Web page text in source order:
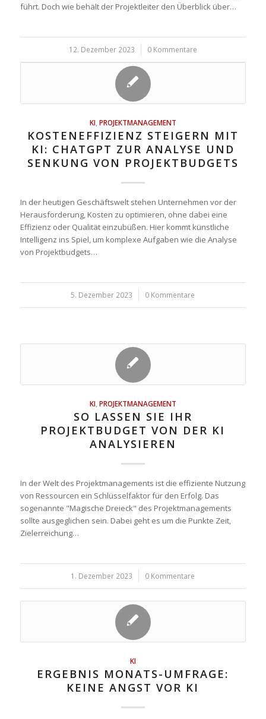
führt. Doch wie behält der Projektleiter den Überblick über…
12. Dezember 2023
/ 0 Kommentare
KI PROJEKTMANAGEMENT
KOSTENEFFIZIENZ STEIGERN MIT
KI: CHATGPT ZUR ANALYSE UND
SENKUNG VON PROJEKTBUDGETS
In der heutigen Geschäftswelt stehen Unternehmen vor der
Herausforderung, Kosten zu optimieren, ohne dabei eine
Effizienz oder Qualität einzubüßen. Hier kommt künstliche
Intelligenz ins Spiel, um komplexe Aufgaben wie die Analyse
von Projektbudgets…
5. Dezember 2023
/ 0 Kommentare
KI PROJEKTMANAGEMENT
SO LASSEN SIE IHR
PROJEKTBUDGET VON DER KI
ANALYSIEREN
In der Welt des Projektmanagements ist die effiziente Nutzung
von Ressourcen ein Schlüsselfaktor für den Erfolg. Das
sogenannte "Magische Dreieck" des Projektmanagements
sollte ausgeglichen sein. Dabei geht es um die Punkte Zeit,
Zielerreichung…
1. Dezember 2023
/ 0 Kommentare
KI
ERGEBNIS MONATS-UMFRAGE:
KEINE ANGST VOR KI